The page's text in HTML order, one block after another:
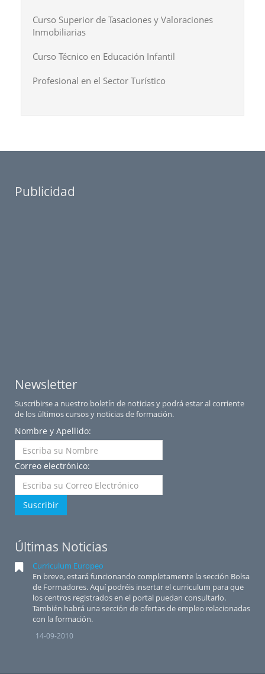
Curso Superior de Tasaciones y Valoraciones
Inmobiliarias
Curso Técnico en Educación Infantil
Profesional en el Sector Turístico
Publicidad
Newsletter
Suscribirse a nuestro boletín de noticias y podrá estar al corriente
de los últimos cursos y noticias de formación.
Nombre y Apellido:
Correo electrónico:
Suscribir
Últimas Noticias
Curriculum Europeo
En breve, estará funcionando completamente la sección Bolsa
de Formadores. Aquí podréis insertar el curriculum para que
los centros registrados en el portal puedan consultarlo.
También habrá una sección de ofertas de empleo relacionadas
con la formación.
14-09-2010